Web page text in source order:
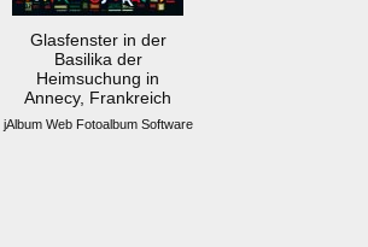
Glasfenster in der
Basilika der
Heimsuchung in
Annecy, Frankreich
jAlbum Web Fotoalbum Software